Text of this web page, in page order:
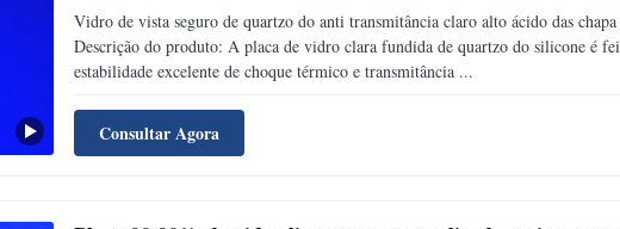
Vidro de vista seguro de quartzo do anti transmitância claro alto ácido das
Descrição do produto: A placa de vidro clara fundida de quartzo do silicone é
estabilidade excelente de choque térmico e transmitância ...
Consultar Agora